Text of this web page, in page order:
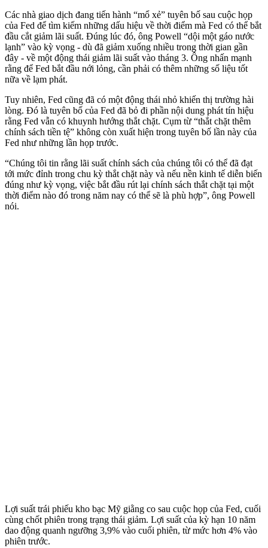
Các nhà giao dịch đang tiến hành “mổ xẻ” tuyên bố sau cuộc họp
của Fed để tìm kiếm những dấu hiệu về thời điểm mà Fed có thể bắt
đầu cắt giảm lãi suất. Đúng lúc đó, ông Powell “dội một gáo nước
lạnh” vào kỳ vọng - dù đã giảm xuống nhiều trong thời gian gần
đây - về một động thái giảm lãi suất vào tháng 3. Ông nhấn mạnh
rằng để Fed bắt đầu nới lỏng, cần phải có thêm những số liệu tốt
nữa về lạm phát.
Tuy nhiên, Fed cũng đã có một động thái nhỏ khiến thị trường hài
lòng. Đó là tuyên bố của Fed đã bỏ đi phần nội dung phát tín hiệu
rằng Fed vẫn có khuynh hướng thắt chặt. Cụm từ “thắt chặt thêm
chính sách tiền tệ” không còn xuất hiện trong tuyên bố lần này của
Fed như những lần họp trước.
“Chúng tôi tin rằng lãi suất chính sách của chúng tôi có thể đã đạt
tới mức đỉnh trong chu kỳ thắt chặt này và nếu nền kinh tế diễn biến
đúng như kỳ vọng, việc bắt đầu rút lại chính sách thắt chặt tại một
thời điểm nào đó trong năm nay có thể sẽ là phù hợp”, ông Powell
nói.
Lợi suất trái phiếu kho bạc Mỹ giằng co sau cuộc họp của Fed, cuối
cùng chốt phiên trong trạng thái giảm. Lợi suất của kỳ hạn 10 năm
dao động quanh ngưỡng 3,9% vào cuối phiên, từ mức hơn 4% vào
phiên trước.